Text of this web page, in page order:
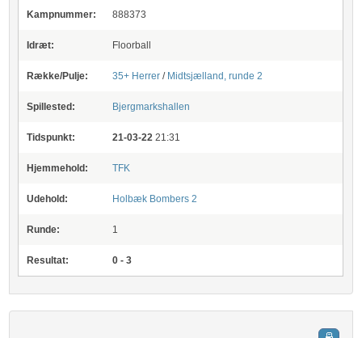
Kampnummer: 888373
Idræt: Floorball
Række/Pulje: 35+ Herrer / Midtsjælland, runde 2
Spillested: Bjergmarkshallen
Tidspunkt: 21-03-2221:31
Hjemmehold: TFK
Udehold: Holbæk Bombers 2
Runde: 1
Resultat: 0 - 3